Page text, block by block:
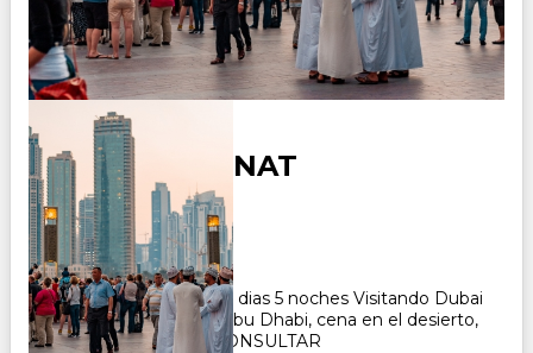
DUBAI MEDINAT
Duración:
6Días5Noches
Paquete Turistico de 6 dias 5 noches Visitando Dubai
historico y moderno, Abu Dhabi, cena en el desierto,
cena en el crucero. CONSULTAR